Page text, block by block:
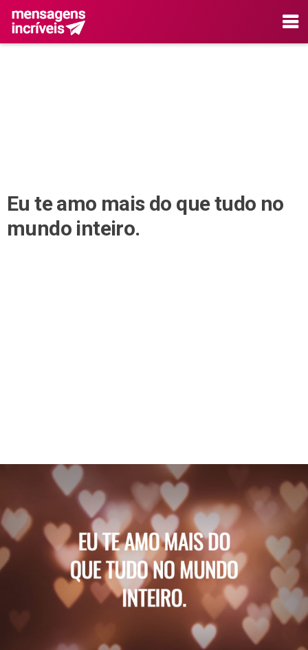
Eu te amo mais do que tudo no
mundo inteiro.